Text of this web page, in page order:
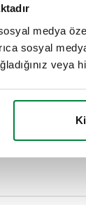
medya
sosyal